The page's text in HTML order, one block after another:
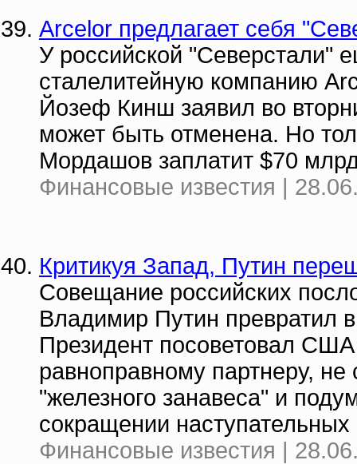
Arcelor предлагает себя
У российской "Северстали"
сталелитейную компанию
Йозеф Кинш заявил во
может быть отменена. Но
Мордашов заплатит $70
Финансовые известия |
Критикуя Запад, Путин
Совещание российских
Владимир Путин превратил
Президент посоветовал США
равноправному партнеру,
"железного занавеса" и
сокращении
Финансовые известия |